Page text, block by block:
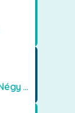
40 éves a Názáret Ház – Négy évtized szeretetben és gondoskodásban